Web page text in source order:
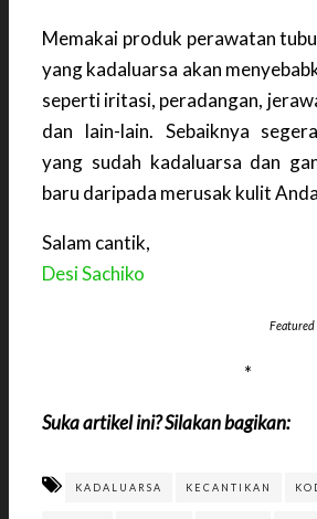
Memakai produk perawatan
yang kadaluarsa akan
seperti iritasi, peradangan,
dan lain-lain. Sebaiknya
yang sudah kadaluarsa dan
baru daripada merusak kulit
Salam cantik,
Desi Sachiko
Featured
*
Suka artikel ini? Silakan bagikan:
KADALUARSA KECANTIKAN